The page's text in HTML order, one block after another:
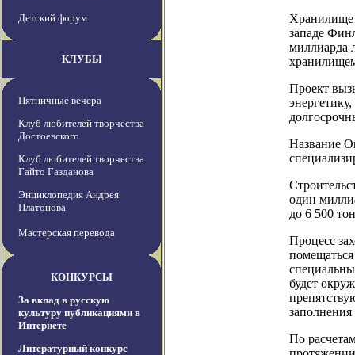
Детский форум
КЛУБЫ
Пятничные вечера
Клуб любителей творчества
Достоевского
Клуб любителей творчества
Гайто Газданова
Энциклопедия Андрея
Платонова
Мастерская перевода
КОНКУРСЫ
За вклад в русскую
культуру публикациями в
Интернете
Литературный конкурс
Хранилище
западе
миллиарда
Проект
Название
один
до 6 500
Процесс
будет
По